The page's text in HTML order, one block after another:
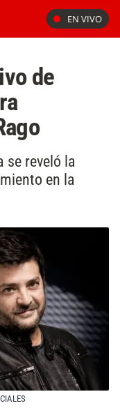
EN VIVO
de
se reveló la
en la